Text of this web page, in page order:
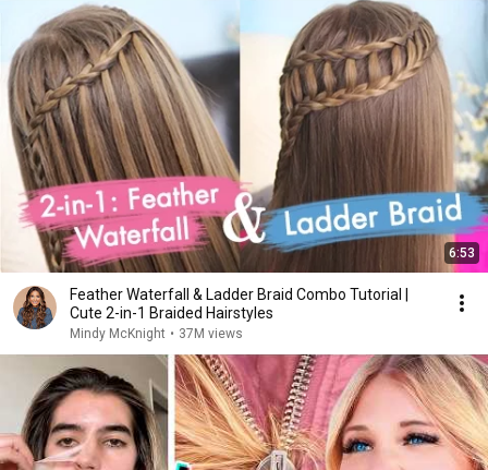
6:53
Feather Waterfall & Ladder Braid Combo Tutorial |
Cute 2-in-1 Braided Hairstyles
Mindy McKnight • 37M views